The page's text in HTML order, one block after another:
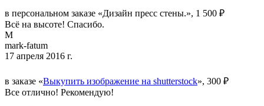
в персональном заказе «Дизайн пресс стены.», 1 500 ₽
Всё на высоте! Спасибо.
M
mark-fatum
17 апреля 2016 г.
в заказе «Выкупить изображение на shutterstock», 300 ₽
Все отлично! Рекомендую!